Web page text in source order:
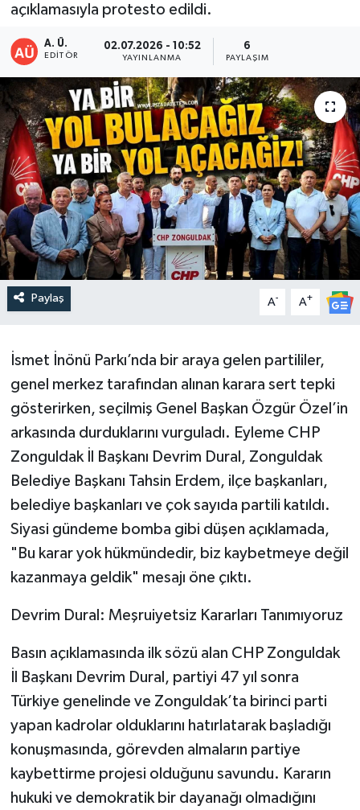
açıklamasıyla protesto edildi.
A. Ü.
EDITÖR
02.07.2026 - 10:52
YAYINLANMA
6
PAYLAŞIM
Paylaş A- A+
İsmet İnönü Parkı’nda bir araya gelen partililer,
genel merkez tarafından alınan karara sert tepki
gösterirken, seçilmiş Genel Başkan Özgür Özel’in
arkasında durduklarını vurguladı. Eyleme CHP
Zonguldak İl Başkanı Devrim Dural, Zonguldak
Belediye Başkanı Tahsin Erdem, ilçe başkanları,
belediye başkanları ve çok sayıda partili katıldı.
Siyasi gündeme bomba gibi düşen açıklamada,
"Bu karar yok hükmündedir, biz kaybetmeye değil
kazanmaya geldik" mesajı öne çıktı.
Devrim ​Dural: Meşruiyetsiz Kararları Tanımıyoruz
​Basın açıklamasında ilk sözü alan CHP Zonguldak
İl Başkanı Devrim Dural, partiyi 47 yıl sonra
Türkiye genelinde ve Zonguldak’ta birinci parti
yapan kadrolar olduklarını hatırlatarak başladığı
konuşmasında, görevden almaların partiye
kaybettirme projesi olduğunu savundu. Kararın
hukuki ve demokratik bir dayanağı olmadığını
DÜZCE
EREĞLİ
GÖKÇEBEY
KARABÜK
KASTAMONU